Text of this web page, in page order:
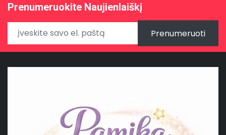
Prenumeruokite Naujienlaiškį
Prenumeruoti